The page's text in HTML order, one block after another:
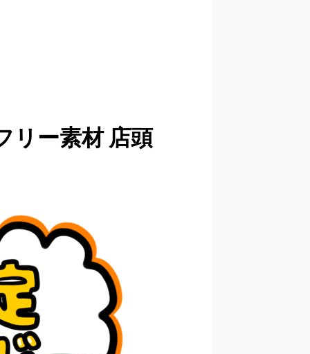
リー素材 店頭